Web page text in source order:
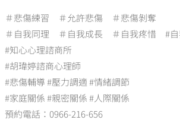
＃悲傷練習 ＃允許悲傷 ＃悲傷剝奪
＃自我同理 ＃自我成長 ＃自我疼惜 #自
#知心心理諮商所
#胡瑋婷諮商心理師
#悲傷輔導 #壓力調適 #情緒調節
#家庭關係 #親密關係 #人際關係
預約電話：0966-216-656